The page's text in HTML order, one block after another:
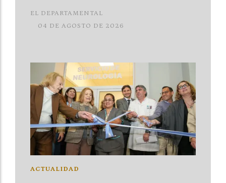
EL DEPARTAMENTAL
04 DE AGOSTO DE 2026
ACTUALIDAD